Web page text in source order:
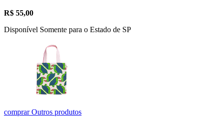
R$ 55,00
Disponível Somente para o Estado de SP
comprarOutros produtos